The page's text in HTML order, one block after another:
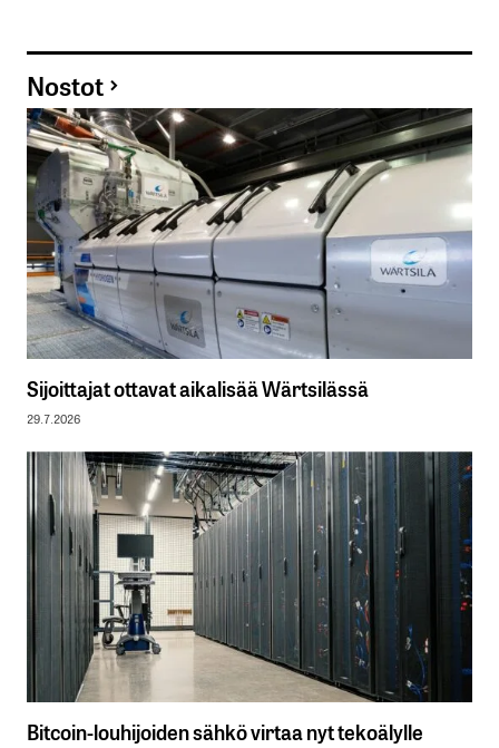
Nostot
Sijoittajat ottavat aikalisää Wärtsilässä
29.7.2026
Bitcoin-louhijoiden sähkö virtaa nyt tekoälylle